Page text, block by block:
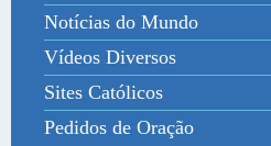
Notícias do Mundo
Vídeos Diversos
Sites Católicos
Pedidos de Oração